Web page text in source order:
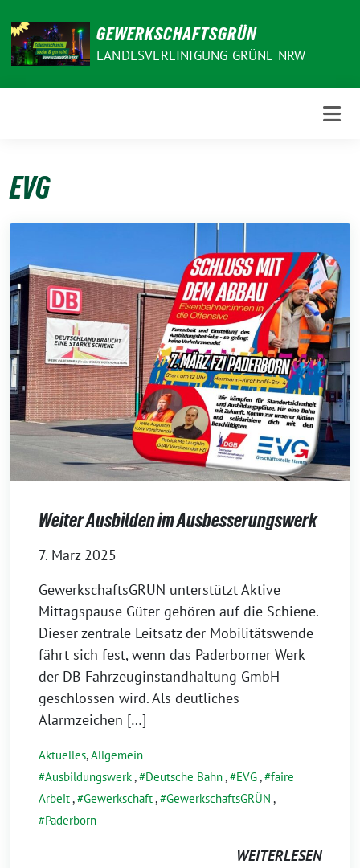
zum
Inhalt
GEWERKSCHAFTSGRÜN
LANDESVEREINIGUNG GRÜNE NRW
EVG
Weiter Ausbilden im Ausbesserungswerk
7. März 2025
GewerkschaftsGRÜN unterstützt Aktive
Mittagspause Güter gehören auf die Schiene.
Dieser zentrale Leitsatz der Mobilitätswende
fährt sich fest, wenn das Paderborner Werk
der DB Fahrzeuginstandhaltung GmbH
geschlossen wird. Als deutliches
Alarmzeichen […]
Aktuelles,Allgemein
Ausbildungswerk, Deutsche Bahn, EVG, faire
Arbeit, Gewerkschaft, GewerkschaftsGRÜN ,
Paderborn
WEITERLESEN